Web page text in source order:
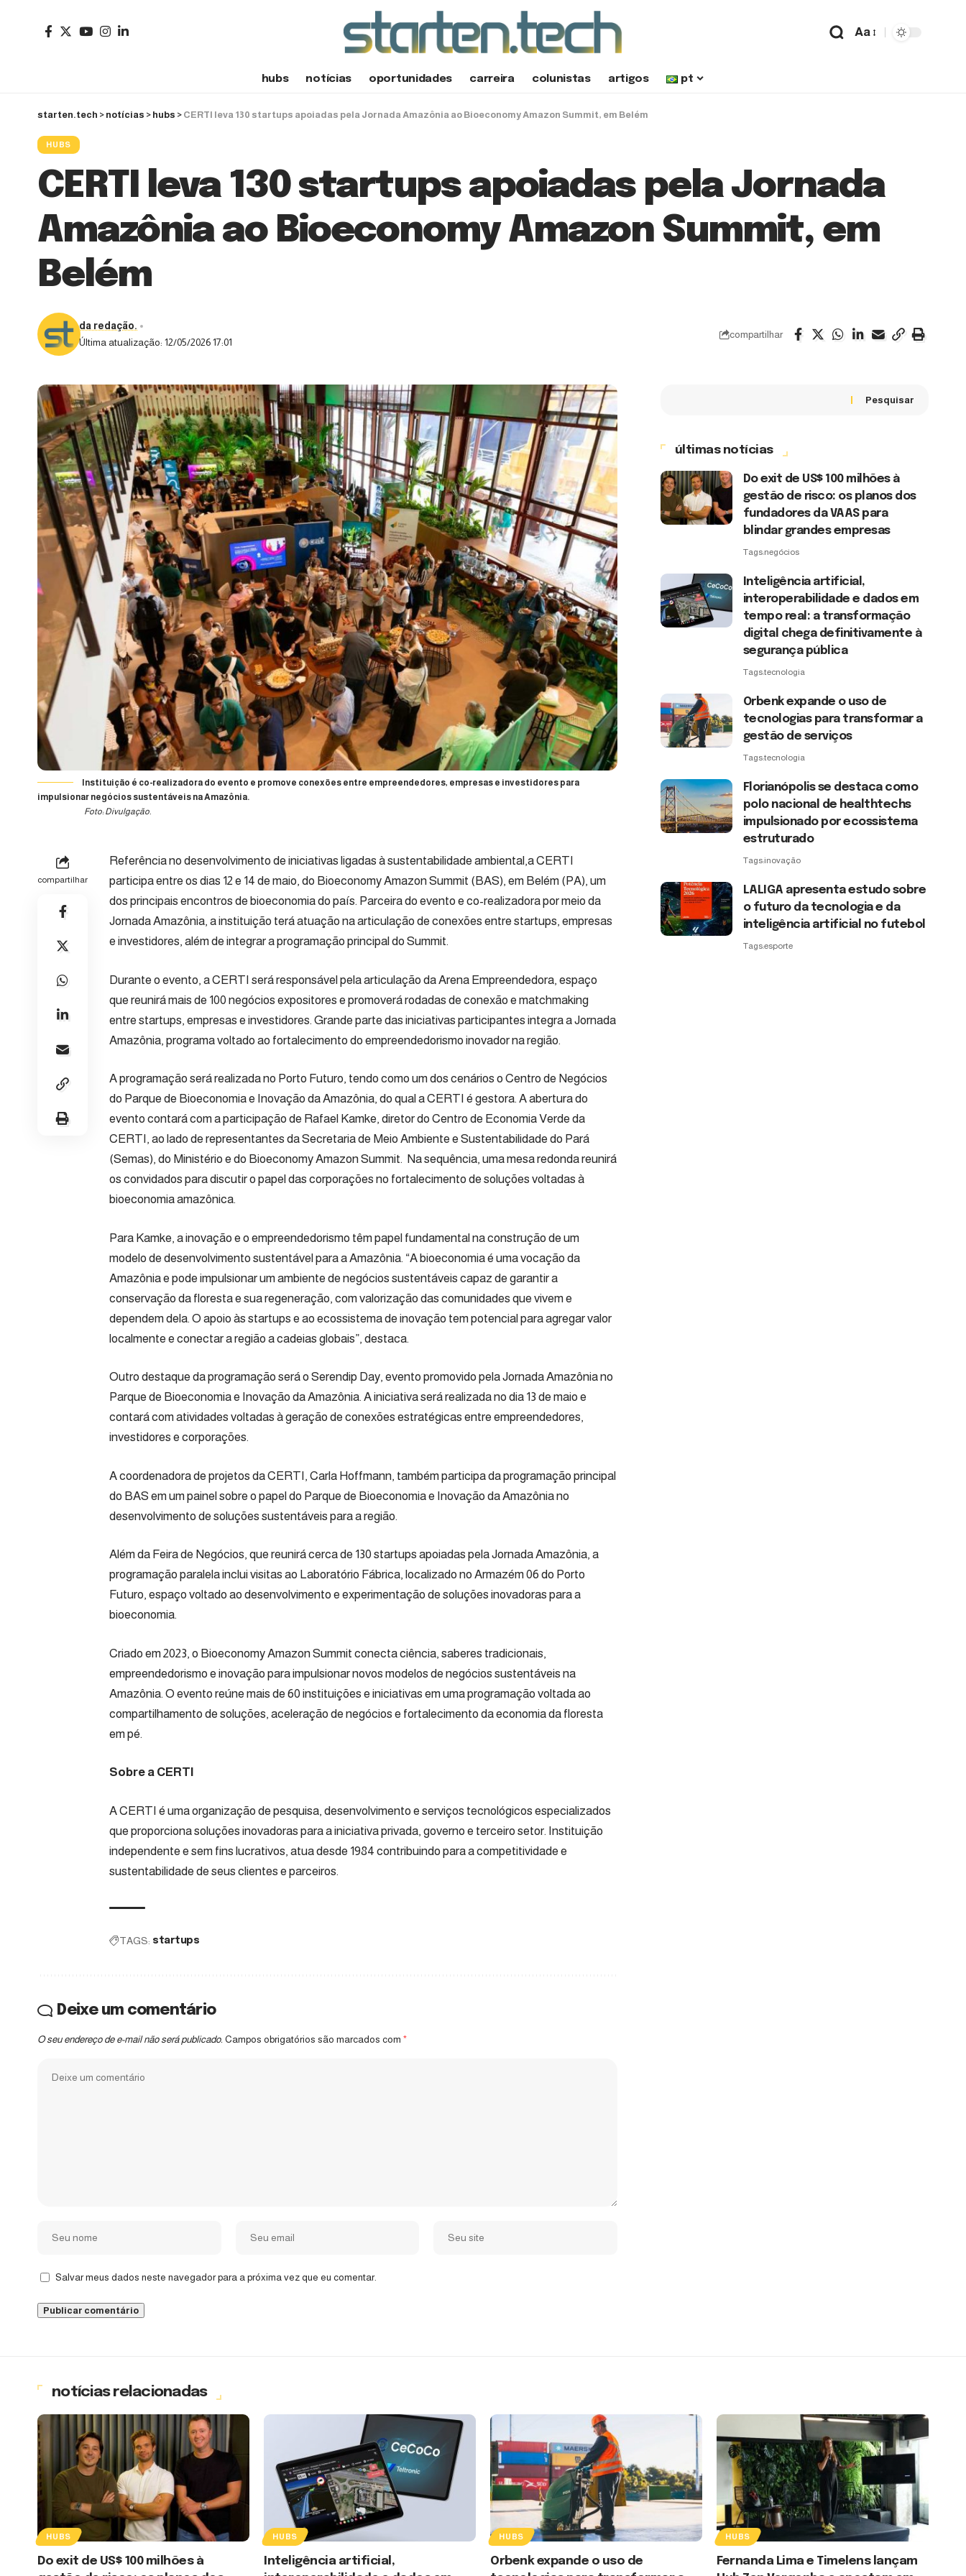
Aa
hubs notícias oportunidades carreira colunistas artigos pt
starten.tech > notícias > hubs > CERTI leva 130 startups apoiadas pela Jornada Amazônia ao Bioeconomy Amazon Summit, em Belém
HUBS
CERTI leva 130 startups apoiadas pela Jornada
Amazônia ao Bioeconomy Amazon Summit, em
Belém
Última atualização: 12/05/2026 17:01
da redação.
compartilhar
Instituição é co-realizadora do evento e promove conexões entre empreendedores, empresas e investidores para
impulsionar negócios sustentáveis na Amazônia.
Foto: Divulgação.
compartilhar
Referência no desenvolvimento de iniciativas ligadas à sustentabilidade ambiental,aCERTI
participa entre os dias 12 e 14 de maio, do Bioeconomy Amazon Summit (BAS), em Belém (PA), um
dos principais encontros de bioeconomia do país. Parceira do evento e co-realizadora por meio da
Jornada Amazônia, a instituição terá atuação na articulação de conexões entre startups, empresas
e investidores, além de integrar a programação principal do Summit.
Durante o evento, a CERTI será responsável pela articulação da Arena Empreendedora, espaço
que reunirá mais de 100 negócios expositores e promoverá rodadas de conexão e matchmaking
entre startups, empresas e investidores. Grande parte das iniciativas participantes integra a Jornada
Amazônia, programa voltado ao fortalecimento do empreendedorismo inovador na região.
A programação será realizada no Porto Futuro, tendo como um dos cenários o Centro de Negócios
do Parque de Bioeconomia e Inovação da Amazônia, do qual a CERTI é gestora. A abertura do
evento contará com a participação de Rafael Kamke, diretor do Centro de Economia Verde da
CERTI, ao lado de representantes da Secretaria de Meio Ambiente e Sustentabilidade do Pará
(Semas), do Ministério e do Bioeconomy Amazon Summit. Na sequência, uma mesa redonda reunirá
os convidados para discutir o papel das corporações no fortalecimento de soluções voltadas à
bioeconomia amazônica.
Para Kamke, a inovação e o empreendedorismo têm papel fundamental na construção de um
modelo de desenvolvimento sustentável para a Amazônia. “A bioeconomia é uma vocação da
Amazônia e pode impulsionar um ambiente de negócios sustentáveis capaz de garantir a
conservação da floresta e sua regeneração, com valorização das comunidades que vivem e
dependem dela. O apoio às startups e ao ecossistema de inovação tem potencial para agregar valor
localmente e conectar a região a cadeias globais”, destaca.
Outro destaque da programação será o Serendip Day, evento promovido pela Jornada Amazônia no
Parque de Bioeconomia e Inovação da Amazônia. A iniciativa será realizada no dia 13 de maio e
contará com atividades voltadas à geração de conexões estratégicas entre empreendedores,
investidores e corporações.
A coordenadora de projetos da CERTI, Carla Hoffmann, também participa da programação principal
do BAS em um painel sobre o papel do Parque de Bioeconomia e Inovação da Amazônia no
desenvolvimento de soluções sustentáveis para a região.
Além da Feira de Negócios, que reunirá cerca de 130 startups apoiadas pela Jornada Amazônia, a
programação paralela inclui visitas ao Laboratório Fábrica, localizado no Armazém 06 do Porto
Futuro, espaço voltado ao desenvolvimento e experimentação de soluções inovadoras para a
bioeconomia.
Criado em 2023, o Bioeconomy Amazon Summit conecta ciência, saberes tradicionais,
empreendedorismo e inovação para impulsionar novos modelos de negócios sustentáveis na
Amazônia. O evento reúne mais de 60 instituições e iniciativas em uma programação voltada ao
compartilhamento de soluções, aceleração de negócios e fortalecimento da economia da floresta
em pé.
Sobre a CERTI
A CERTI é uma organização de pesquisa, desenvolvimento e serviços tecnológicos especializados
que proporciona soluções inovadoras para a iniciativa privada, governo e terceiro setor. Instituição
independente e sem fins lucrativos, atua desde 1984 contribuindo para a competitividade e
sustentabilidade de seus clientes e parceiros.
TAGS: startups
Deixe um comentário
O seu endereço de e-mail não será publicado. Campos obrigatórios são marcados com *
Salvar meus dados neste navegador para a próxima vez que eu comentar.
Pesquisar
últimas notícias
Do exit de US$ 100 milhões à
gestão de risco: os planos dos
fundadores da VAAS para
blindar grandes empresas
Tags:negócios
Inteligência artificial,
interoperabilidade e dados em
tempo real: a transformação
digital chega definitivamente à
segurança pública
Tags:tecnologia
Orbenk expande o uso de
tecnologias para transformar a
gestão de serviços
Tags:tecnologia
Florianópolis se destaca como
polo nacional de healthtechs
impulsionado por ecossistema
estruturado
Tags:inovação
LALIGA apresenta estudo sobre
o futuro da tecnologia e da
inteligência artificial no futebol
Tags:esporte
notícias relacionadas
HUBS
Do exit de US$ 100 milhões à
HUBS
Inteligência artificial,
HUBS
Orbenk expande o uso de
HUBS
Fernanda Lima e Timelens lançam